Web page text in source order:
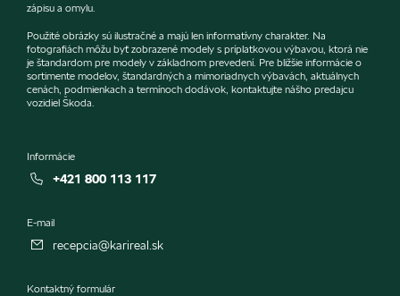
zápisu a omylu.
Použité obrázky sú ilustračné a majú len informatívny charakter. Na
fotografiách môžu byť zobrazené modely s príplatkovou výbavou, ktorá nie
je štandardom pre modely v základnom prevedení. Pre bližšie informácie o
sortimente modelov, štandardných a mimoriadnych výbavách, aktuálnych
cenách, podmienkach a termínoch dodávok, kontaktujte nášho predajcu
vozidiel Škoda.
Informácie
+421 800 113 117
E-mail
recepcia@karireal.sk
Kontaktný formulár